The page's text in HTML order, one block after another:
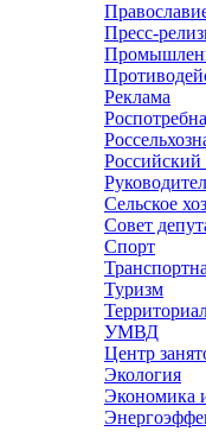
Пресс-
Реклама
Сельское
Совет
Спорт
Туризм
УМВД
Центр
Экология
Экономика